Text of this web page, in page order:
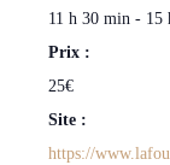
11 h 30 min - 15
Prix :
25€
Site :
https://